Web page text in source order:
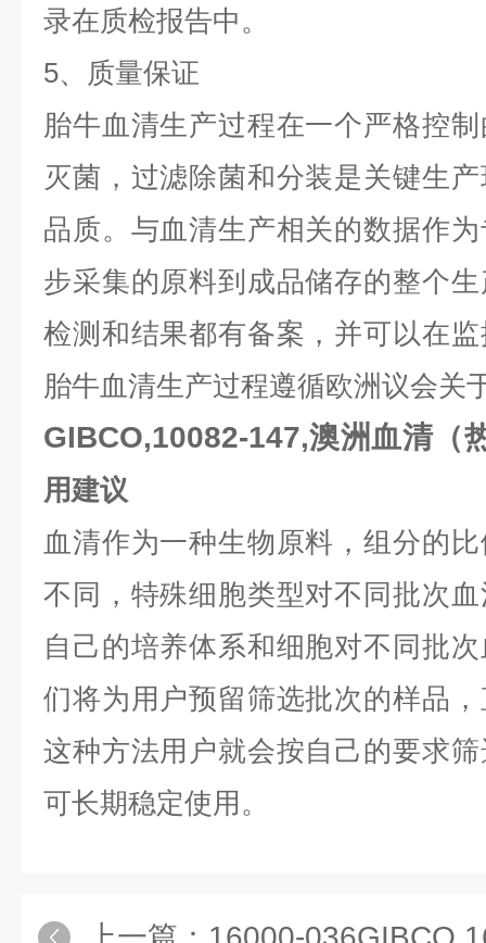
录在质检报告中。
5、质量保证
胎牛血清生产过程在一个严格控
灭菌，过滤除菌和分装是关键生
品质。与血清生产相关的数据作
步采集的原料到成品储存的整个
检测和结果都有备案，并可以在
胎牛血清生产过程遵循欧洲议会关
GIBCO,10082-147,澳洲血清（
用建议
血清作为一种生物原料，组分的
不同，特殊细胞类型对不同批次
自己的培养体系和细胞对不同批
们将为用户预留筛选批次的样品
这种方法用户就会按自己的要求
可长期稳定使用。